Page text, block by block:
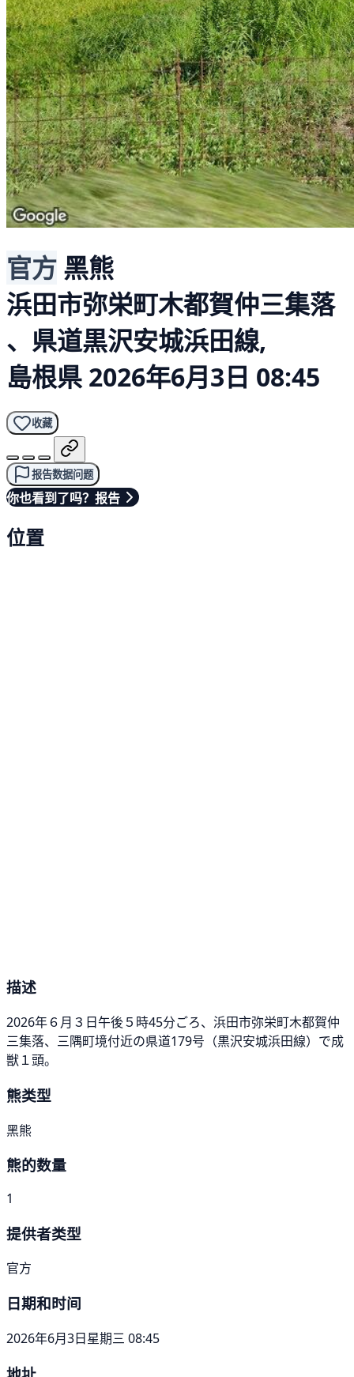
官方 黑熊
浜田市弥栄町木都賀仲三集落
、県道黒沢安城浜田線,
島根県 2026年6月3日 08:45
收藏
报告数据问题
你也看到了吗？报告
位置
描述
2026年６月３日午後５時45分ごろ、浜田市弥栄町木都賀仲
三集落、三隅町境付近の県道179号（黒沢安城浜田線）で成
獣１頭。
熊类型
黑熊
熊的数量
1
提供者类型
官方
日期和时间
2026年6月3日星期三 08:45